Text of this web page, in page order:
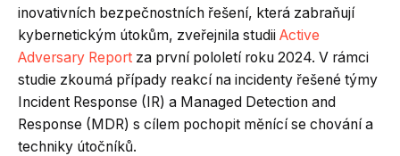
inovativních bezpečnostních řešení, která zabraňují
kybernetickým útokům, zveřejnila studii Active
Adversary Report za první pololetí roku 2024. V rámci
studie zkoumá případy reakcí na incidenty řešené týmy
Incident Response (IR) a Managed Detection and
Response (MDR) s cílem pochopit měnící se chování a
techniky útočníků.